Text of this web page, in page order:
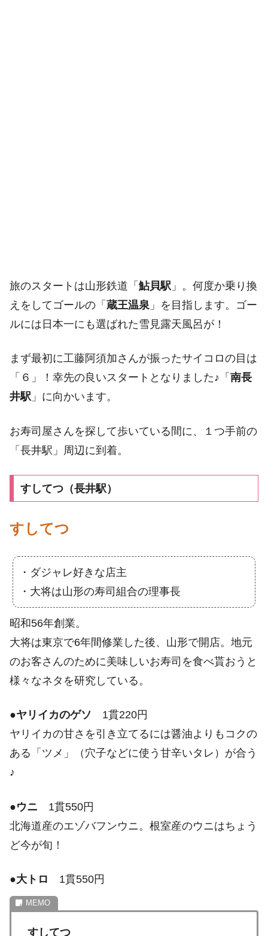
旅のスタートは山形鉄道「 鮎貝駅 」。何度か乗り換
えをしてゴールの「 蔵王温泉 」を目指します。ゴー
ルには日本一にも選ばれた雪見露天風呂が！
まず最初に工藤阿須加さんが振ったサイコロの目は
「６」！幸先の良いスタートとなりました♪「 南長
井駅 」に向かいます。
お寿司屋さんを探して歩いている間に、１つ手前の
「長井駅」周辺に到着。
すしてつ（長井駅）
すしてつ
・ダジャレ好きな店主
・大将は山形の寿司組合の理事長
昭和56年創業。
大将は東京で6年間修業した後、山形で開店。地元
のお客さんのために美味しいお寿司を食べ貰おうと
様々なネタを研究している。
●ヤリイカのゲソ 1貫220円
ヤリイカの甘さを引き立てるには醤油よりもコクの
ある「ツメ」（穴子などに使う甘辛いタレ）が合う
♪
●ウニ 1貫550円
北海道産のエゾバフンウニ。根室産のウニはちょう
ど今が旬！
●大トロ 1貫550円
すしてつ